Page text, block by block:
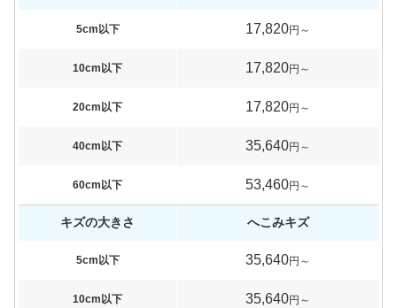
5cm以下 17,820円～
10cm以下 17,820円～
20cm以下 17,820円～
40cm以下 35,640円～
60cm以下 53,460円～
キズの大きさ へこみキズ
5cm以下 35,640円～
10cm以下 35,640円～